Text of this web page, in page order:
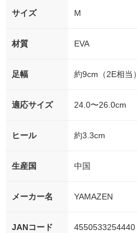
サイズ M
材質 EVA
足幅 約9cm（2E相当）
適応サイズ 24.0〜26.0cm
ヒール 約3.3cm
生産国 中国
メーカー名 YAMAZEN
JANコード 4550533254440